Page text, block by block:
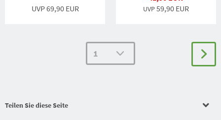
UVP 69,90 EUR UVP59,90 EUR
Teilen Sie diese Seite